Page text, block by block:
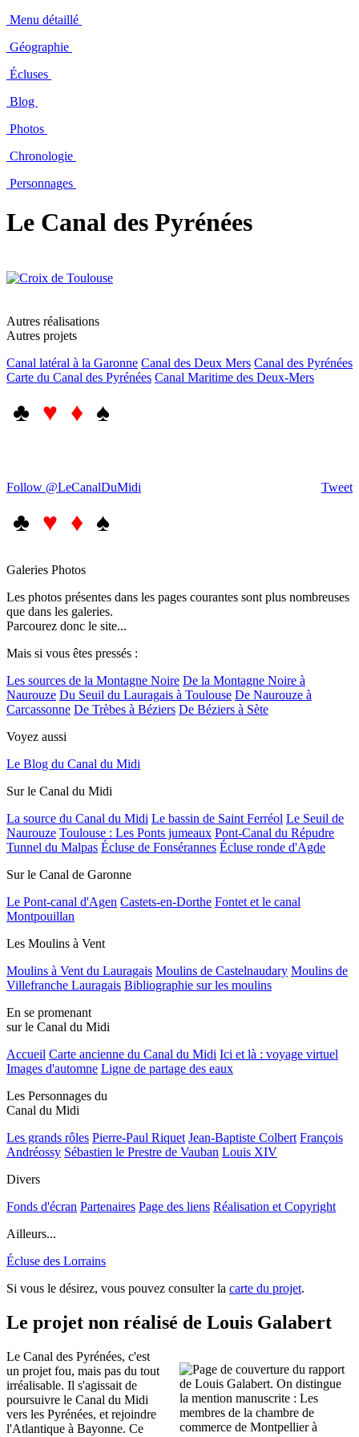
Menu détaillé
Géographie
Écluses
Blog
Photos
Chronologie
Personnages
Le Canal des Pyrénées
Autres réalisations
Autres projets
Canal latéral à la Garonne Canal des Deux Mers Canal des Pyrénées
Carte du Canal des Pyrénées Canal Maritime des Deux-Mers
♣ ♥ ♦ ♠
Tweet
Follow @LeCanalDuMidi
♣ ♥ ♦ ♠
Galeries Photos
Les photos présentes dans les pages courantes sont plus nombreuses
que dans les galeries.
Parcourez donc le site...
Mais si vous êtes pressés :
Les sources de la Montagne Noire De la Montagne Noire à
Naurouze Du Seuil du Lauragais à Toulouse De Naurouze à
Carcassonne De Trèbes à Béziers De Béziers à Sète
Voyez aussi
Le Blog du Canal du Midi
Sur le Canal du Midi
La source du Canal du Midi Le bassin de Saint Ferréol Le Seuil de
Naurouze Toulouse : Les Ponts jumeaux Pont-Canal du Répudre
Tunnel du Malpas Écluse de Fonsérannes Écluse ronde d'Agde
Sur le Canal de Garonne
Le Pont-canal d'Agen Castets-en-Dorthe Fontet et le canal
Montpouillan
Les Moulins à Vent
Moulins à Vent du Lauragais Moulins de Castelnaudary Moulins de
Villefranche Lauragais Bibliographie sur les moulins
En se promenant
sur le Canal du Midi
Accueil Carte ancienne du Canal du Midi Ici et là : voyage virtuel
Images d'automne Ligne de partage des eaux
Les Personnages du
Canal du Midi
Les grands rôles Pierre-Paul Riquet Jean-Baptiste Colbert François
Andréossy Sébastien le Prestre de Vauban Louis XIV
Divers
Fonds d'écran Partenaires Page des liens Réalisation et Copyright
Ailleurs...
Écluse des Lorrains
Si vous le désirez, vous pouvez consulter la carte du projet.
Le projet non réalisé de Louis Galabert
Le Canal des Pyrénées, c'est
un projet fou, mais pas du tout
irréalisable. Il s'agissait de
poursuivre le Canal du Midi
vers les Pyrénées, et rejoindre
l'Atlantique à Bayonne. Ce